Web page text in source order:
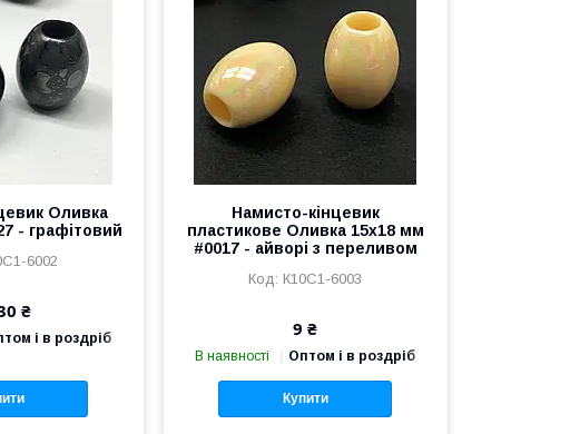
Оливка
- графітовий
6002
₴
і в роздріб
Намисто-кінцевик
пластикове Оливка 15х18 мм
#0017 - айворі з переливом
К10С1-6003
9 ₴
В наявності Оптом і в роздріб
Купити